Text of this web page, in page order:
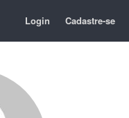
Login Cadastre-se